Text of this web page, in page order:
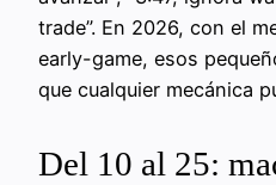
trade”. En 2026, con el
early-game, esos
que cualquier mecánica
Del 10 al 25: